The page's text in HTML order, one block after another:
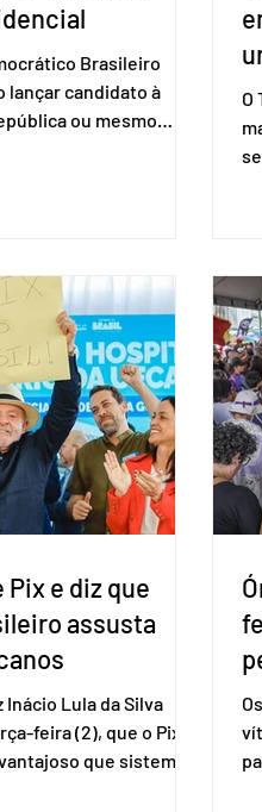
Brasileiro
lançar candidato à
ou mesmo
no âmbito local. A
é focar na
e deputados
fortalecer a bancada
com senad
O
e diz que
assusta
Lula da Silva
feira (2), que o Pix
que sistemas